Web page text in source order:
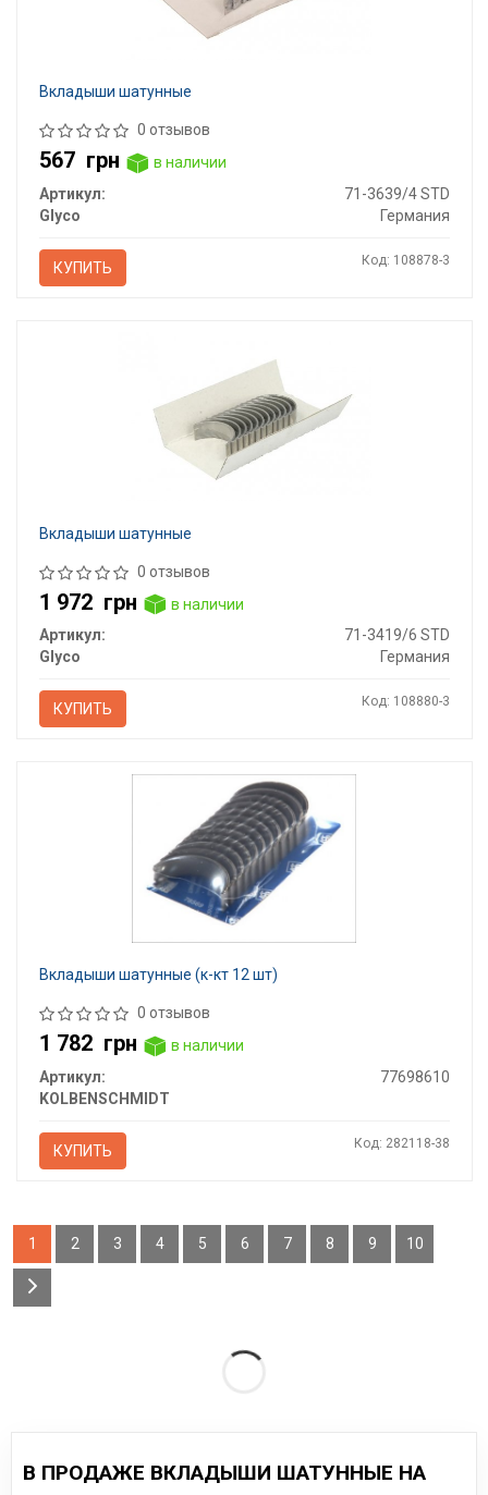
Вкладыши шатунные
0 отзывов
567 грн
в наличии
Артикул:
71-3639/4 STD
Glyco
Германия
КУПИТЬ Код: 108878-3
Вкладыши шатунные
0 отзывов
1 972 грн
в наличии
Артикул:
71-3419/6 STD
Glyco
Германия
КУПИТЬ Код: 108880-3
Вкладыши шатунные (к-кт 12 шт)
0 отзывов
1 782 грн
в наличии
Артикул:
77698610
KOLBENSCHMIDT
КУПИТЬ Код: 282118-38
1 2 3 4 5 6 7 8 9 10
В ПРОДАЖЕ ВКЛАДЫШИ ШАТУННЫЕ НА